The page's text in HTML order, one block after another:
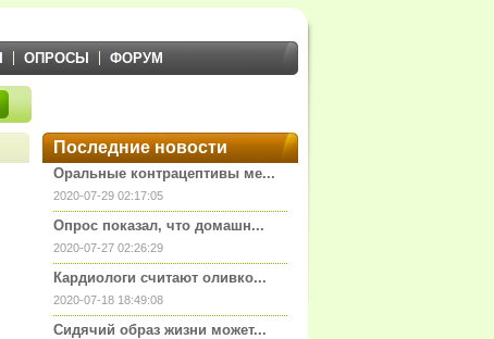
ОПРОСЫ ФОРУМ
Последние новости
Оральные контрацептивы ме...
2020-07-29 02:17:05
Опрос показал, что домашн...
2020-07-27 02:26:29
Кардиологи считают оливко...
2020-07-18 18:49:08
Сидячий образ жизни может...